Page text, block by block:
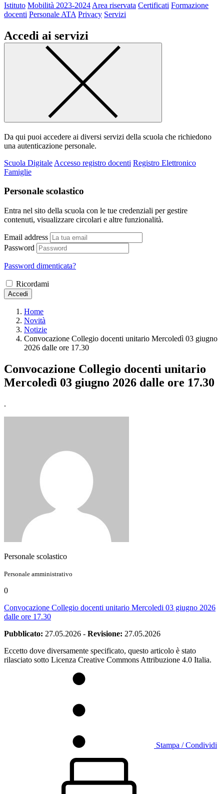
Istituto Mobilità 2023-2024 Area riservata Certificati Formazione
docenti Personale ATA Privacy Servizi
Accedi ai servizi
Da qui puoi accedere ai diversi servizi della scuola che richiedono
una autenticazione personale.
Scuola Digitale Accesso registro docenti Registro Elettronico
Famiglie
Personale scolastico
Entra nel sito della scuola con le tue credenziali per gestire
contenuti, visualizzare circolari e altre funzionalità.
Email address
Password
Password dimenticata?
Ricordami
Accedi
Home
Novità
Notizie
Convocazione Collegio docenti unitario Mercoledì 03 giugno
2026 dalle ore 17.30
Convocazione Collegio docenti unitario
Mercoledì 03 giugno 2026 dalle ore 17.30
.
Personale scolastico
Personale amministrativo
0
Convocazione Collegio docenti unitario Mercoledi 03 giugno 2026
dalle ore 17.30
Pubblicato: 27.05.2026 - Revisione: 27.05.2026
Eccetto dove diversamente specificato, questo articolo è stato
rilasciato sotto Licenza Creative Commons Attribuzione 4.0 Italia.
Stampa / Condividi